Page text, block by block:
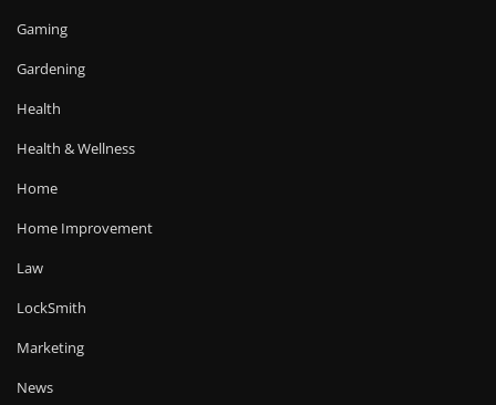
Gaming
Gardening
Health
Health & Wellness
Home
Home Improvement
Law
LockSmith
Marketing
News